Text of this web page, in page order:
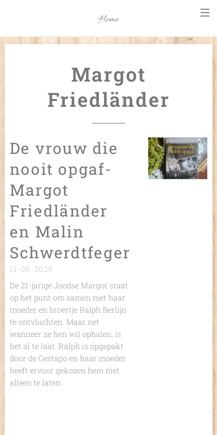
Home
Margot
Friedländer
De vrouw die
nooit opgaf-
Margot
Friedländer
en Malin
Schwerdtfeger
11-06-2026
De 21-jarige Joodse Margot staat
op het punt om samen met haar
moeder en broertje Ralph Berlijn
te ontvluchten. Maar net
wanneer ze hen wil ophalen, is
het al te laat. Ralph is opgepakt
door de Gestapo en haar moeder
heeft ervoor gekozen hem niet
alleen te laten.